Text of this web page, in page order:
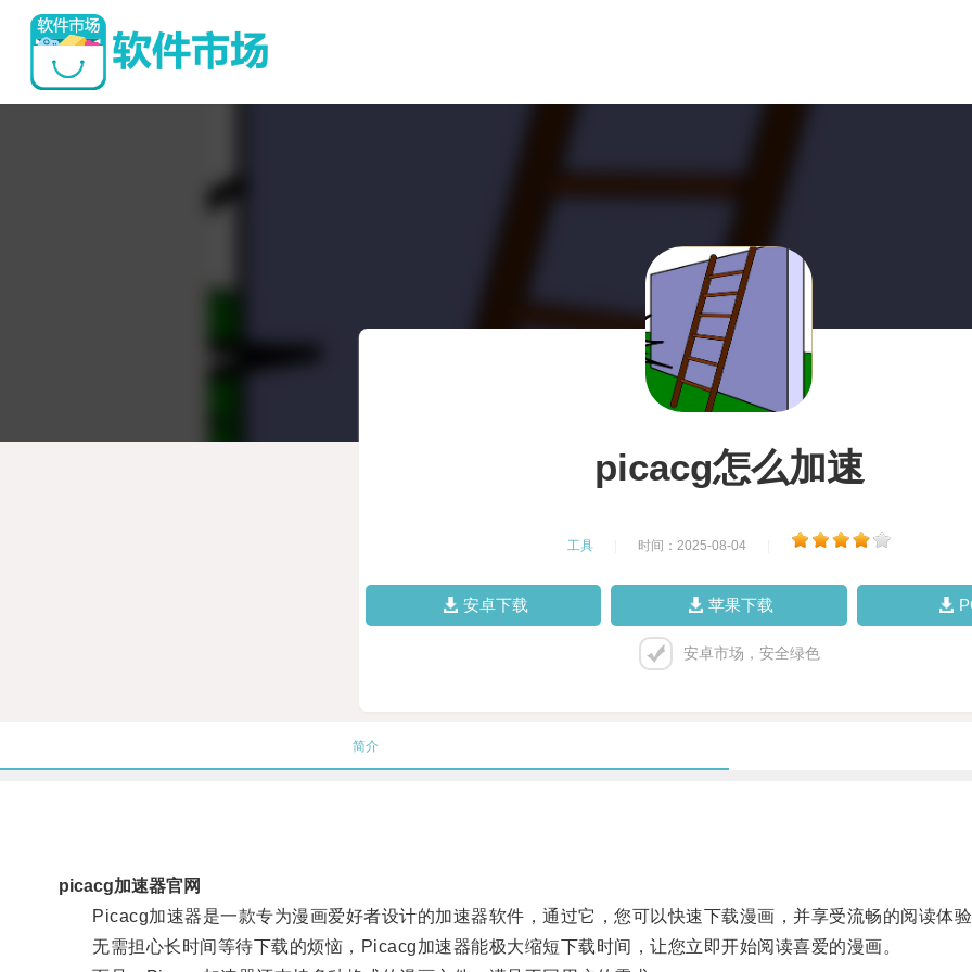
picacg怎么加速
工具 时间：2025-08-04
安卓下载 苹果下载
安卓市场，安全绿色
简介
picacg加速器官网
Picacg加速器是一款专为漫画爱好者设计的加速器软件，通过它，您可以快速下载漫画，并享受流畅的阅读体验
无需担心长时间等待下载的烦恼，Picacg加速器能极大缩短下载时间，让您立即开始阅读喜爱的漫画。